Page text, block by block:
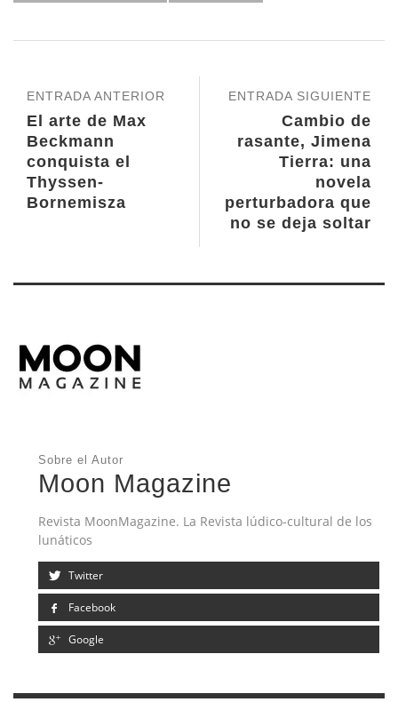
ENTRADA SIGUIENTE
Cambio de
rasante, Jimena
Tierra: una
novela
perturbadora que
no se deja soltar
ENTRADA ANTERIOR
El arte de Max
Beckmann
conquista el
Thyssen-
Bornemisza
Sobre el Autor
Moon Magazine
Revista MoonMagazine. La Revista lúdico-cultural de los
lunáticos
Twitter
Facebook
Google